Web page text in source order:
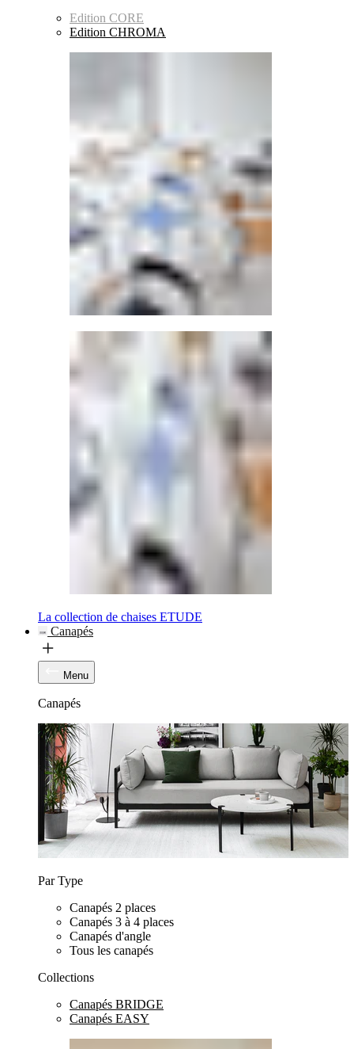
Edition CORE
Edition CHROMA
La collection de chaises ETUDE
Canapés
Menu
Canapés
Par Type
Canapés 2 places
Canapés 3 à 4 places
Canapés d'angle
Tous les canapés
Collections
Canapés BRIDGE
Canapés EASY